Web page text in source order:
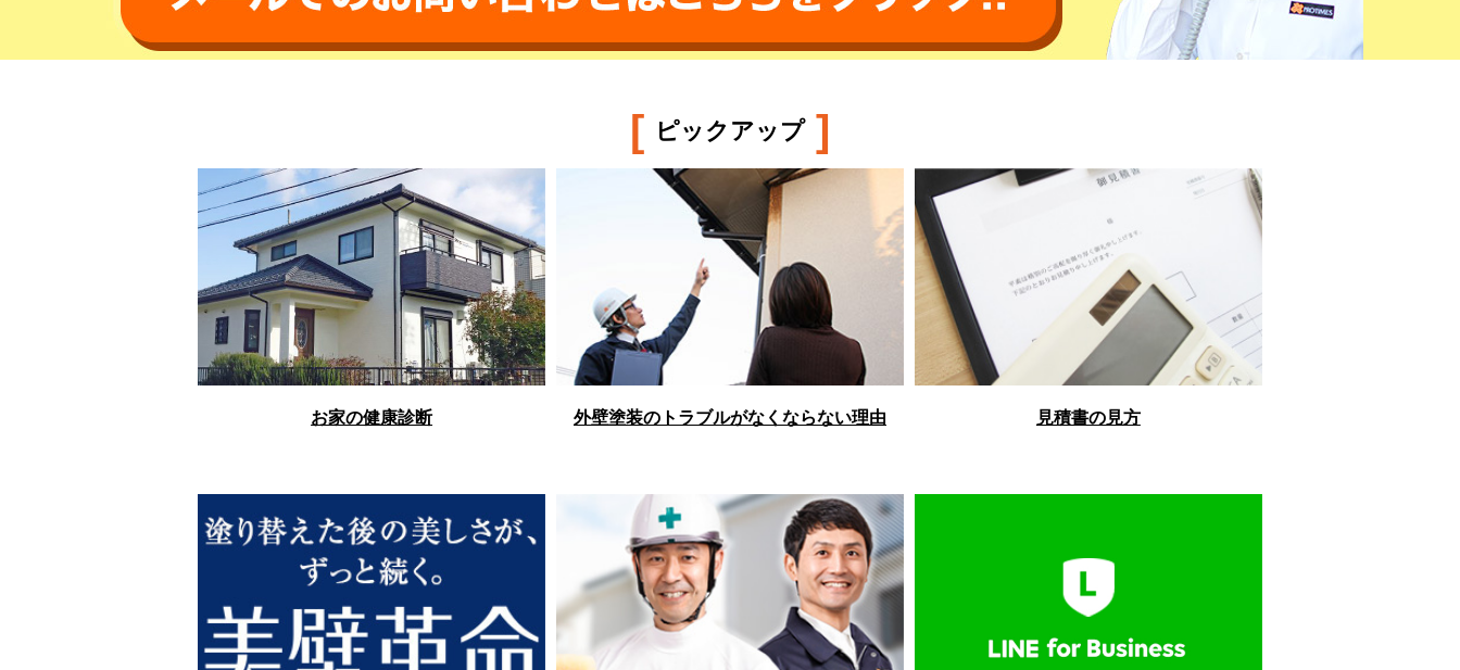
[ ピックアップ ]
お家の健康診断 外壁塗装のトラブルがなくならない理由 見積書の見方